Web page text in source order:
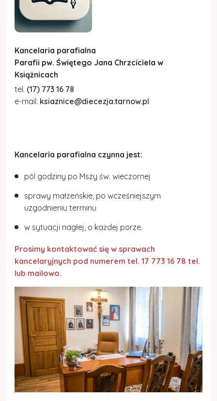
Gazetka parafialna
Kościół w Rydzowie
Kancelaria parafialna
Parafii pw. Świętego Jana Chrzciciela w
Książnicach
tel. (17) 773 16 78
e-mail: ksiaznice@diecezja.tarnow.pl
Kancelaria parafialna czynna jest:
pól godziny po Mszy św. wieczornej
sprawy małżeńskie, po wcześniejszym
uzgodnieniu terminu
w sytuacji nagłej, o każdej porze.
Prosimy kontaktować się w sprawach
kancelaryjnych pod numerem tel. 17 773 16 78 tel.
lub mailowo.